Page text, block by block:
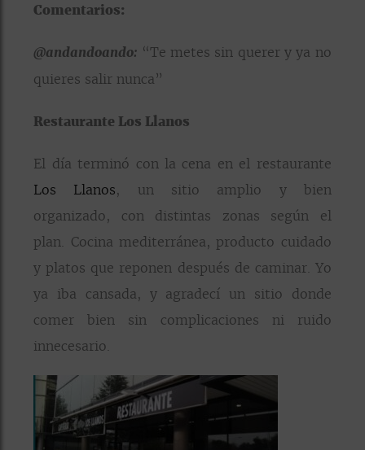
Comentarios:
@andandoando: “Te metes sin querer y ya no
quieres salir nunca”
Restaurante Los Llanos
El día terminó con la cena en el restaurante
Los Llanos, un sitio amplio y bien
organizado, con distintas zonas según el
plan. Cocina mediterránea, producto cuidado
y platos que reponen después de caminar. Yo
ya iba cansada, y agradecí un sitio donde
comer bien sin complicaciones ni ruido
innecesario.